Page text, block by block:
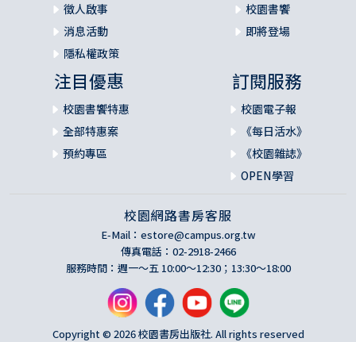
徵人啟事
消息活動
隱私權政策
校園書饗
即將登場
注目優惠
校園書饗特惠
全部特惠案
預約專區
訂閱服務
校園電子報
《每日活水》
《校園雜誌》
OPEN學習
校園網路書房客服
E-Mail： estore@campus.org.tw
傳真電話：02-2918-2466
服務時間：週一～五 10:00～12:30；13:30～18:00
Copyright © 2026 校園書房出版社. All rights reserved